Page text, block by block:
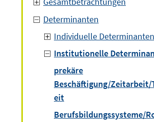
Determinanten
Individuelle Determinanten
Institutionelle
prekäre
Beschäftigung/Zeitarbeit/
eit
Berufsbildungssysteme/